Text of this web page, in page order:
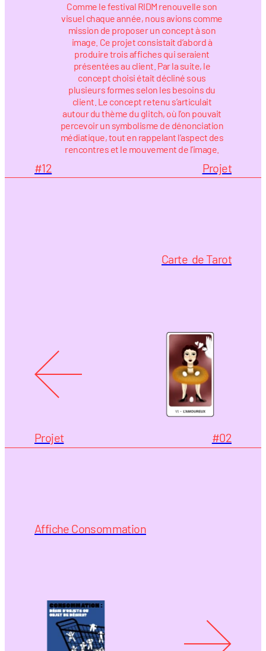
Comme le festival RIDM renouvelle son
visuel chaque année, nous avions comme
mission de proposer un concept à son
image. Ce projet consistait d’abord à
produire trois affiches qui seraient
présentées au client. Par la suite, le
concept choisi était décliné sous
plusieurs formes selon les besoins du
client. Le concept retenu s’articulait
autour du thème du glitch, où l’on pouvait
percevoir un symbolisme de dénonciation
médiatique, tout en rappelant l’aspect des
rencontres et le mouvement de l’image.
#12 Projet
Carte  de Tarot
Projet #02
Affiche Consommation